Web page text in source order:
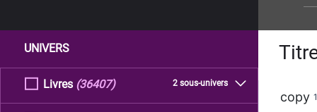
UNIVERS
Livres 2 sous-univers
(36407)
copy